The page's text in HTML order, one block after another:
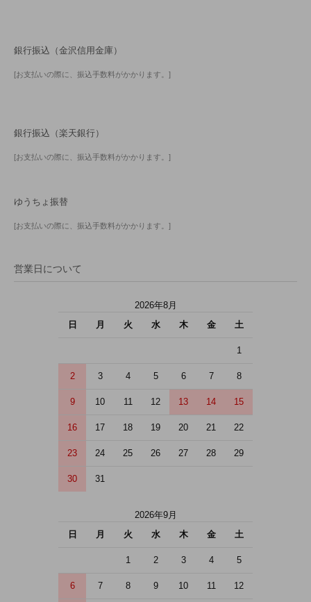
銀行振込（金沢信用金庫）
[お支払いの際に、振込手数料がかかります。]
銀行振込（楽天銀行）
[お支払いの際に、振込手数料がかかります。]
ゆうちょ振替
[お支払いの際に、振込手数料がかかります。]
営業日について
2026年8月
日
月 火 水 木 金 土
1
2 3 4 5 6 7 8
9 10 11 12 13 14 15
16 17 18 19 20 21 22
23 24 25 26 27 28 29
30 31
2026年9月
日
月 火 水 木 金 土
1 2 3 4 5
6 7 8 9 10 11 12